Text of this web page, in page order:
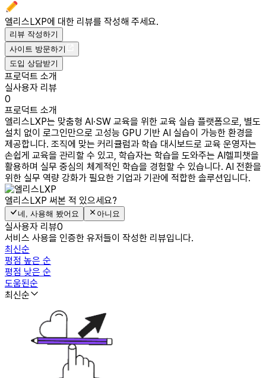
엘리스LXP에 대한 리뷰를 작성해 주세요.
리뷰 작성하기
사이트 방문하기
도입 상담받기
프로덕트 소개
실사용자 리뷰
0
프로덕트 소개
엘리스LXP는 맞춤형 AI·SW 교육을 위한 교육 실습 플랫폼으로, 별도
설치 없이 로그인만으로 고성능 GPU 기반 AI 실습이 가능한 환경을
제공합니다. 조직에 맞는 커리큘럼과 학습 대시보드로 교육 운영자는
손쉽게 교육을 관리할 수 있고, 학습자는 학습을 도와주는 AI헬피챗을
활용하며 실무 중심의 체계적인 학습을 경험할 수 있습니다. AI 전환을
위한 실무 역량 강화가 필요한 기업과 기관에 적합한 솔루션입니다.
엘리스LXP 써본 적 있으세요?
네, 사용해 봤어요 아니요
실사용자 리뷰0
서비스 사용을 인증한 유저들이 작성한 리뷰입니다.
최신순
평점 높은 순
평점 낮은 순
도움된순
최신순